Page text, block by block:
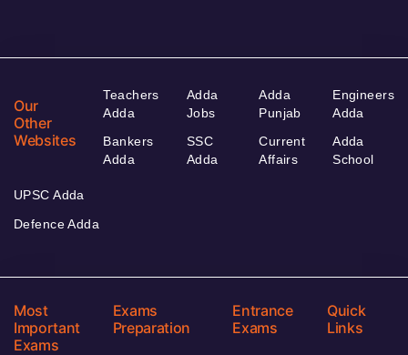
Our
Other
Websites
Teachers
Adda
Bankers
Adda
Adda
Jobs
SSC
Adda
Adda
Punjab
Current
Affairs
Engineers
Adda
Adda
School
UPSC Adda
Defence Adda
Most
Important
Exams
Exams
Preparation
Entrance
Exams
Quick
Links